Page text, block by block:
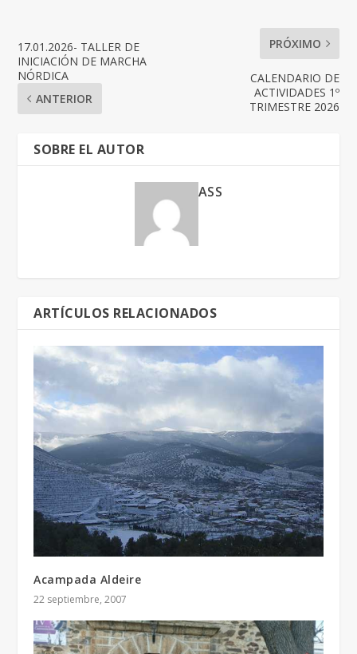
17.01.2026- TALLER DE
INICIACIÓN DE MARCHA
NÓRDICA
ANTERIOR
PRÓXIMO
CALENDARIO DE
ACTIVIDADES 1º
TRIMESTRE 2026
SOBRE EL AUTOR
ASS
ARTÍCULOS RELACIONADOS
Acampada Aldeire
22 septiembre, 2007